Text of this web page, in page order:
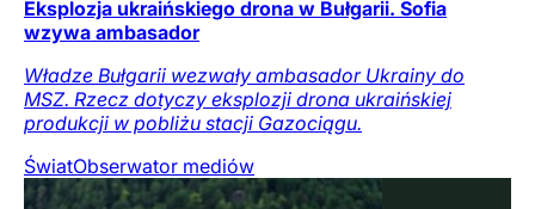
Eksplozja ukraińskiego drona w Bułgarii. Sofia
wzywa ambasador
Władze Bułgarii wezwały ambasador Ukrainy do
MSZ. Rzecz dotyczy eksplozji drona ukraińskiej
produkcji w pobliżu stacji Gazociągu.
ŚwiatObserwator mediów